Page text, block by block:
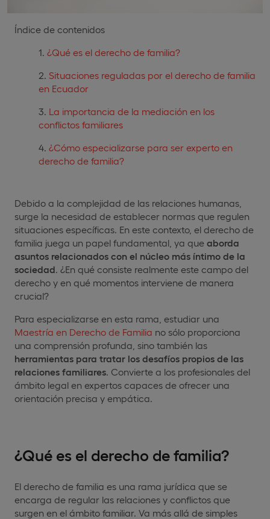
Índice de contenidos
¿Qué es el derecho de familia?
Situaciones reguladas por el derecho de familia
en Ecuador
La importancia de la mediación en los
conflictos familiares
¿Cómo especializarse para ser experto en
derecho de familia?
Debido a la complejidad de las relaciones humanas,
surge la necesidad de establecer normas que regulen
situaciones específicas. En este contexto, el derecho de
familia juega un papel fundamental, ya que aborda
asuntos relacionados con el núcleo más íntimo de la
sociedad . ¿En qué consiste realmente este campo del
derecho y en qué momentos interviene de manera
crucial?
Para especializarse en esta rama, estudiar una
Maestría en Derecho de Familia no sólo proporciona
una comprensión profunda, sino también las
herramientas para tratar los desafíos propios de las
relaciones familiares . Convierte a los profesionales del
ámbito legal en expertos capaces de ofrecer una
orientación precisa y empática.
¿Qué es el derecho de familia?
El derecho de familia es una rama jurídica que se
encarga de regular las relaciones y conflictos que
surgen en el ámbito familiar. Va más allá de simples